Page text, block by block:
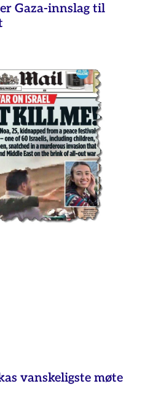
Gaza-innslag til
vanskeligste møte